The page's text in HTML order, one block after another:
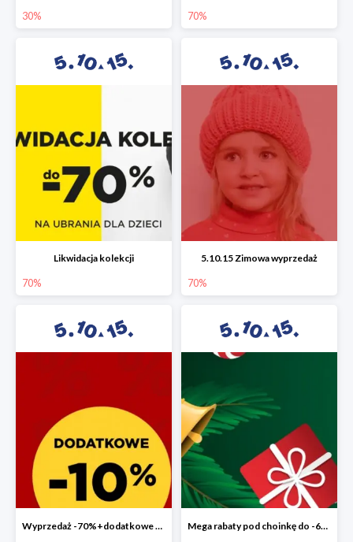
30% 70%
Likwidacja kolekcji
70%
5.10.15 Zimowa wyprzedaż
70%
Wyprzedaż -70%+dodatkowe 10% Mega rabaty pod choinkę do -60%